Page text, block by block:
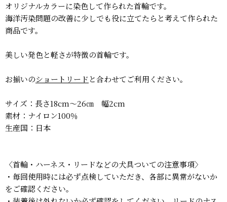
オリジナルカラーに染色して作られた首輪です。
海洋汚染問題の改善に少しでも役に立てたらと考えて作られた
商品です。
美しい発色と軽さが特徴の首輪です。
お揃いのショートリード と合わせてご利用ください。
サイズ：長さ18cm～26㎝ 幅2cm
素材：ナイロン100％
生産国：日本
〈首輪・ハーネス・リードなどの犬具ついての注意事項〉
・毎回使用時には必ず点検していただき、各部に異常がないか
をご確認ください。